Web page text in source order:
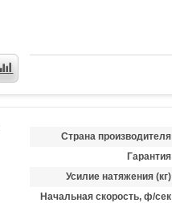
Страна производителя
Гарантия
Усилие натяжения (кг)
Начальная скорость, ф/сек